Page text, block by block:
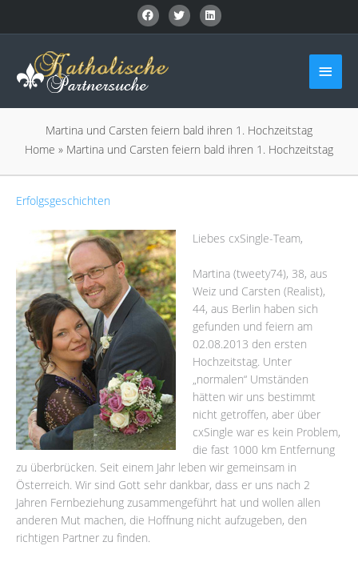
Martina und Carsten feiern bald ihren 1. Hochzeitstag
Home » Martina und Carsten feiern bald ihren 1. Hochzeitstag
Erfolgsgeschichten
Liebes cxSingle-Team,
Martina (tweety74), 38, aus
Weiz und Carsten (Realist),
44, aus Berlin haben sich
gefunden und feiern am
02.08.2013 den ersten
Hochzeitstag. Unter
„normalen“ Umständen
hätten wir uns bestimmt
nicht getroffen, aber über
cxSingle war es kein Problem,
die fast 1000 km Entfernung
zu überbrücken. Seit einem Jahr leben wir gemeinsam in
Österreich. Wir sind Gott sehr dankbar, dass er uns nach 2
Jahren Fernbeziehung zusammengeführt hat und wollen allen
anderen Mut machen, die Hoffnung nicht aufzugeben, den
richtigen Partner zu finden.